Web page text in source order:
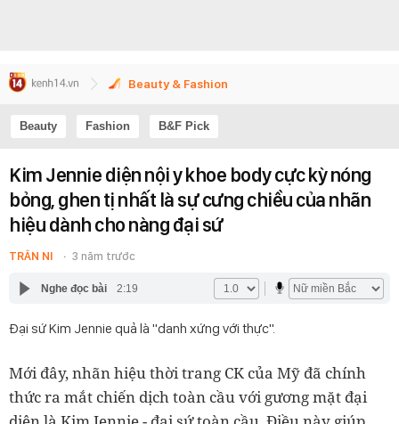
Beauty & Fashion
Beauty Fashion B&F Pick
Kim Jennie diện nội y khoe body cực kỳ nóng
bỏng, ghen tị nhất là sự cưng chiều của nhãn
hiệu dành cho nàng đại sứ
TRÂN NI 3 năm trước
Nghe đọc bài 2:19
Đại sứ Kim Jennie quả là ''danh xứng với thực''.
Mới đây, nhãn hiệu thời trang CK của Mỹ đã chính
thức ra mắt chiến dịch toàn cầu với gương mặt đại